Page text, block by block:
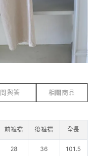
問與答 相關商品
前褲襠 後褲襠 全長
28 36 101.5